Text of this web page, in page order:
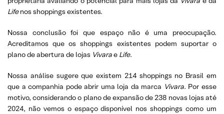
Lifenos shoppings existentes.
Nossa conclusão foi que espaço não é uma preocupação.
Acreditamos que os shoppings existentes podem suportar o
plano de abertura de lojas Vivarae Life.
Nossa análise sugere que existem 214 shoppings no Brasil em
que a companhia pode abrir uma loja da marca Vivara. Por esse
motivo, considerando o plano de expansão de 238 novas lojas até
2024, não vemos o espaço disponível nos shoppings como um